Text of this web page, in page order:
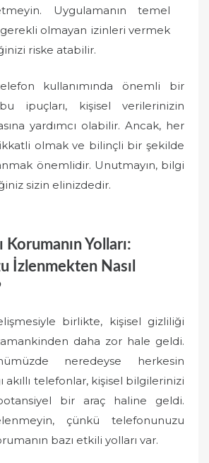
Uygulamanın temel
olmayan izinleri vermek
riske atabilir.
kullanımında önemli bir
ipuçları, kişisel verilerinizin
yardımcı olabilir. Ancak, her
olmak ve bilinçli bir şekilde
önemlidir. Unutmayın, bilgi
sizin elinizdedir.
Korumanın Yolları:
İzlenmekten Nasıl
birlikte, kişisel gizliliği
daha zor hale geldi.
neredeyse herkesin
akıllı telefonlar, kişisel bilgilerinizi
bir araç haline geldi.
çünkü telefonunuzu
bazı etkili yolları var.